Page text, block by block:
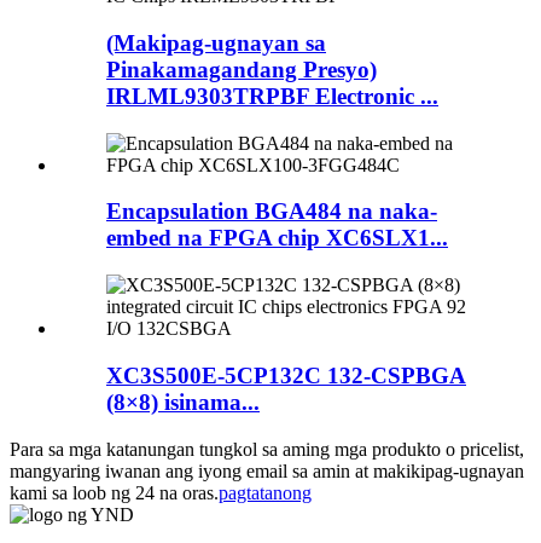
(Makipag-ugnayan sa
Pinakamagandang Presyo)
IRLML9303TRPBF Electronic ...
Encapsulation BGA484 na naka-
embed na FPGA chip XC6SLX1...
XC3S500E-5CP132C 132-CSPBGA
(8×8) isinama...
Para sa mga katanungan tungkol sa aming mga produkto o pricelist,
mangyaring iwanan ang iyong email sa amin at makikipag-ugnayan
kami sa loob ng 24 na oras.pagtatanong